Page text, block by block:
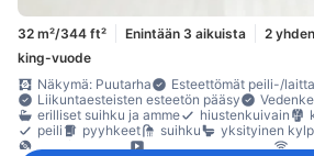
32 m²/344 ft² Enintään 3 aikuista
2
king-vuode
Näkymä: Puutarha
Esteettömät peili-/
Liikuntaesteisten esteetön pääsy
erilliset suihku ja amme
hiustenkuivain
peili
pyyhkeet suihku yksityinen
DVD/CD-soitin
elokuvat huoneessa